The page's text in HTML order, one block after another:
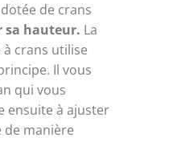
de crans
sa hauteur. La
crans utilise
Il vous
qui vous
ensuite à ajuster
de manière